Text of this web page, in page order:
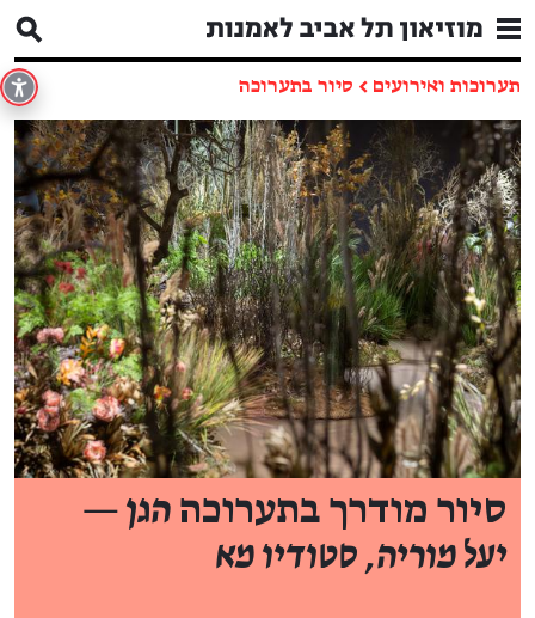
תערוכות ואירועים ← סיור בתערוכה
סיור מודרך בתערוכה הגן —
יעל מוריה, סטודיו מא